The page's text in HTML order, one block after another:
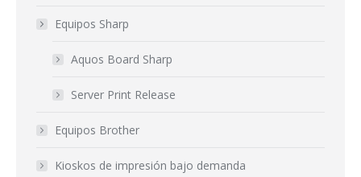
Equipos Sharp
Aquos Board Sharp
Server Print Release
Equipos Brother
Kioskos de impresión bajo demanda